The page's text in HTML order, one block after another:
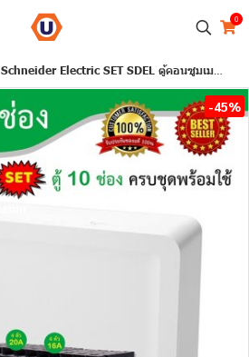
0
Schneider Electric SET SDEL ตู้คอนซูมเมอร์ยูนิตฝาทึบ สีขาว 10 ช่อง + เมนกันดูด (RCBO) 50A + ลูกย่อย 32A/20A/16A
-45%